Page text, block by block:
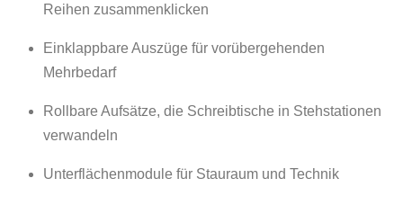
Reihen zusammenklicken
Einklappbare Auszüge für vorübergehenden
Mehrbedarf
Rollbare Aufsätze, die Schreibtische in Stehstationen
verwandeln
Unterflächenmodule für Stauraum und Technik